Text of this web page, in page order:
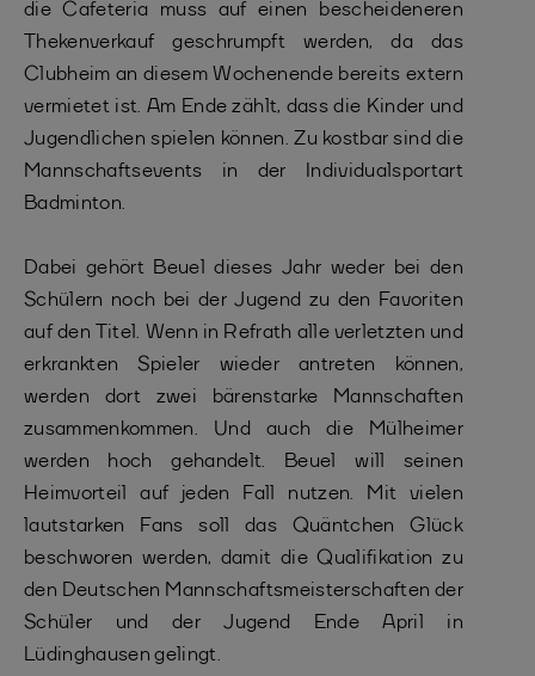
die Cafeteria muss auf einen bescheideneren
Thekenverkauf geschrumpft werden, da das
Clubheim an diesem Wochenende bereits extern
vermietet ist. Am Ende zählt, dass die Kinder und
Jugendlichen spielen können. Zu kostbar sind die
Mannschaftsevents in der Individualsportart
Badminton.
Dabei gehört Beuel dieses Jahr weder bei den
Schülern noch bei der Jugend zu den Favoriten
auf den Titel. Wenn in Refrath alle verletzten und
erkrankten Spieler wieder antreten können,
werden dort zwei bärenstarke Mannschaften
zusammenkommen. Und auch die Mülheimer
werden hoch gehandelt. Beuel will seinen
Heimvorteil auf jeden Fall nutzen. Mit vielen
lautstarken Fans soll das Quäntchen Glück
beschworen werden, damit die Qualifikation zu
den Deutschen Mannschaftsmeisterschaften der
Schüler und der Jugend Ende April in
Lüdinghausen gelingt.